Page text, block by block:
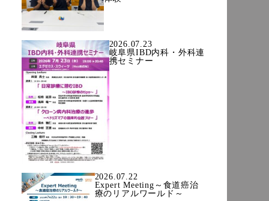
2026.07.23
岐阜県IBD内科・外科連
携セミナー
2026.07.22
Expert Meeting～食道癌治
療のリアルワールド～